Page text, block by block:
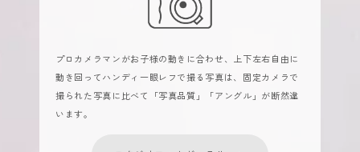
プロカメラマンがお子様の動きに合わせ、上下左右自由に
動き回ってハンディ一眼レフで撮る写真は、固定カメラで
撮られた写真に比べて「写真品質」「アングル」が断然違
います。